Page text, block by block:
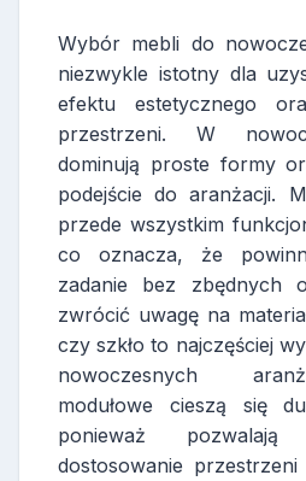
Wybór mebli do
niezwykle istotny dla
efektu estetycznego
przestrzeni. W
dominują proste formy
podejście do aranżacji.
przede wszystkim
co oznacza, że
zadanie bez zbędnych
zwrócić uwagę na
czy szkło to najczęściej
nowoczesnych
modułowe cieszą się
ponieważ
dostosowanie